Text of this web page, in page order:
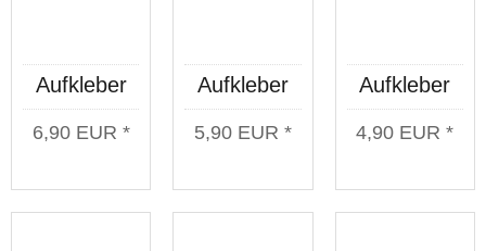
Aufkleber
So sind wir
Transparent
6,90 EUR *
Aufkleber
Kategorie C
Transparent
5,90 EUR *
Aufkleber
Deutsche
Jungs
transparent
4,90 EUR *